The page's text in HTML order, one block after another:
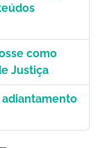
como
Justiça
adiantamento